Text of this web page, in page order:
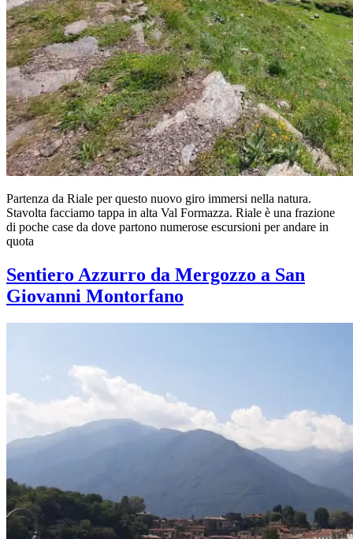
Partenza da Riale per questo nuovo giro immersi nella natura.
Stavolta facciamo tappa in alta Val Formazza. Riale è una frazione
di poche case da dove partono numerose escursioni per andare in
quota
Sentiero Azzurro da Mergozzo a San
Giovanni Montorfano